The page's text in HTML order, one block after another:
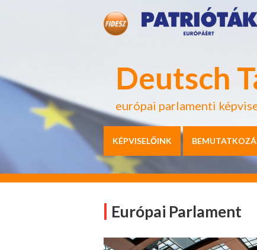
Deutsch
európai parlamenti
KÉPVISELŐINK
Európai Parlament